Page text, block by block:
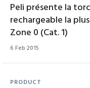
Peli présente la
rechargeable la
Zone 0 (Cat. 1)
6 Feb 2015
PRODUCT